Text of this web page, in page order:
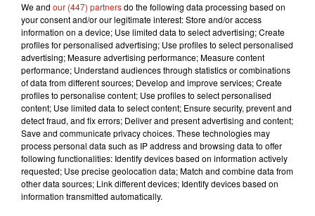
Une première franchisée
Après avoir repris l’entreprise basée à Saint-Avertin, Mélanie
Clinchant a déménagé àVeigné. Et très récemment,une
première franchisée a ouvert ses portes , à Athée-sur-Cher.
L’activité a débuté le 15 mai dernier. Cette ouverture pourrait
en appeler d’autres.
« Au Royaume des chats » peut accueillir 25 à 30 chats en
même temps. Côté tarifs, comptez jusqu’à 18,50 euros par
jour. Toute personne souhaitant faire garder son chat, ou
We and our (447) partnersdo the following data processing based on
your consent and/or our legitimate interest: Store and/or access
information on a device; Use limited data to select advertising; Create
profiles for personalised advertising; Use profiles to select personalised
advertising; Measure advertising performance; Measure content
performance; Understand audiences through statistics or combinations
of data from different sources; Develop and improve services; Create
profiles to personalise content; Use profiles to select personalised
content; Use limited data to select content; Ensure security, prevent and
detect fraud, and fix errors; Deliver and present advertising and content;
Save and communicate privacy choices. These technologies may
process personal data such as IP address and browsing data to offer
following functionalities: Identify devices based on information actively
requested; Use precise geolocation data; Match and combine data from
other data sources; Link different devices; Identify devices based on
information transmitted automatically.